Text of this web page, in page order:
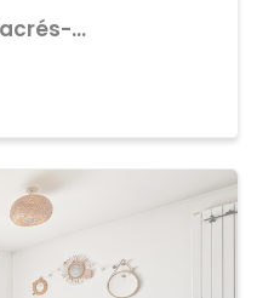
Achat Appartement Sacrés-Coeurs